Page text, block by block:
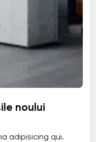
noului
adipisicing qui.